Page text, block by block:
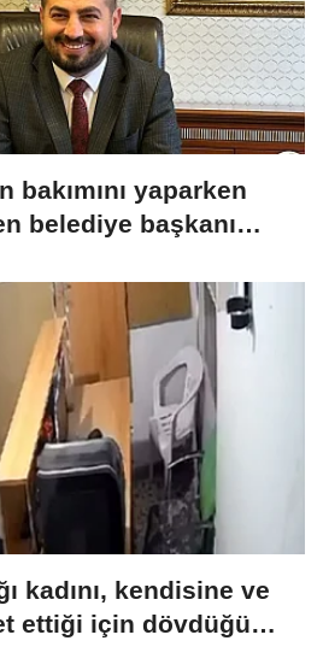
bakımını yaparken
belediye başkanı
kadını, kendisine ve
ettiği için dövdüğünü